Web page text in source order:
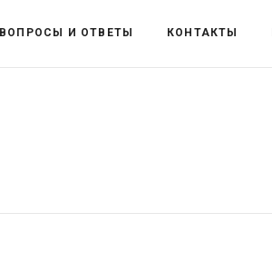
ВОПРОСЫ И ОТВЕТЫ КОНТАКТЫ